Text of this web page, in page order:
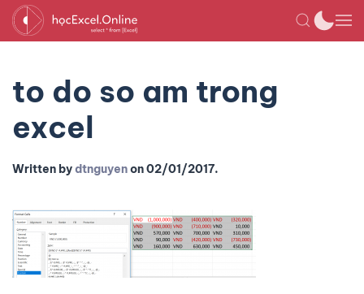
to do so am trong
excel
Written bydtnguyenon02/01/2017.